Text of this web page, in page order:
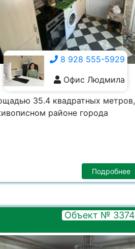
8 928 555-5929
Офис Людмила
8 928 555-5929
35.4 квадратных метров,
районе города
Подробнее
Объект № 3374